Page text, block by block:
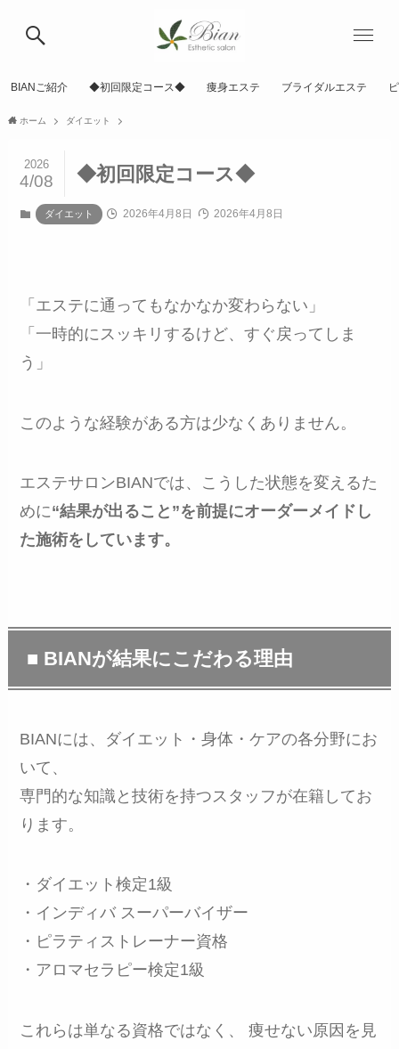
BIANご紹介 ◆初回限定コース◆ 痩身エステ ブライダルエステ
ホーム ダイエット
◆初回限定コース◆
2026
4/08
ダイエット 2026年4月8日 2026年4月8日
「エステに通ってもなかなか変わらない」
「一時的にスッキリするけど、すぐ戻ってしま
う」
このような経験がある方は少なくありません。
エステサロンBIANでは、こうした状態を変えるた
めに“結果が出ること”を前提にオーダーメイドし
た施術をしています。
■ BIANが結果にこだわる理由
BIANには、ダイエット・身体・ケアの各分野にお
いて、
専門的な知識と技術を持つスタッフが在籍してお
ります。
・ダイエット検定1級
・インディバ スーパーバイザー
・ピラティストレーナー資格
・アロマセラピー検定1級
これらは単なる資格ではなく、 痩せない原因を見